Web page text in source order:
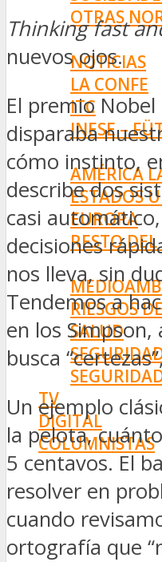
OTRAS
INNOVACIÓN
NOTICIAS
LA CONFE
ITC
INESE –
AMÉRICA
ESTADOS
EUROPA
RESTO
PREVENCIÓN
RIESGOS
SALUD
TV
DIGITAL
COLUMNISTAS
ESTADÍSTICAS
Thinking fast
nuevos ojos.
El premio
disparaba
cómo instinto,
describe dos
casi
decisiones
nos lleva, sin
Tendemos a
en los
busca
Un ejemplo
la pelota,
5 centavos. El
resolver en
cuando
ortografía que